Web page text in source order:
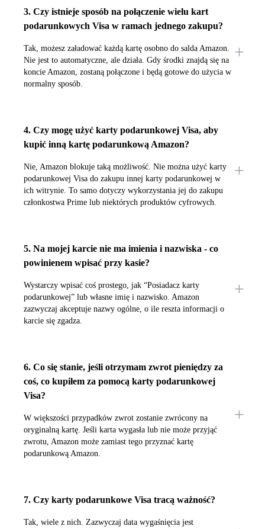
3. Czy istnieje sposób na połączenie wielu kart
podarunkowych Visa w ramach jednego zakupu?
Tak, możesz załadować każdą kartę osobno do salda Amazon.
Nie jest to automatyczne, ale działa. Gdy środki znajdą się na
koncie Amazon, zostaną połączone i będą gotowe do użycia w
normalny sposób.
4. Czy mogę użyć karty podarunkowej Visa, aby
kupić inną kartę podarunkową Amazon?
Nie, Amazon blokuje taką możliwość. Nie można użyć karty
podarunkowej Visa do zakupu innej karty podarunkowej w
ich witrynie. To samo dotyczy wykorzystania jej do zakupu
członkostwa Prime lub niektórych produktów cyfrowych.
5. Na mojej karcie nie ma imienia i nazwiska - co
powinienem wpisać przy kasie?
Wystarczy wpisać coś prostego, jak “Posiadacz karty
podarunkowej” lub własne imię i nazwisko. Amazon
zazwyczaj akceptuje nazwy ogólne, o ile reszta informacji o
karcie się zgadza.
6. Co się stanie, jeśli otrzymam zwrot pieniędzy za
coś, co kupiłem za pomocą karty podarunkowej
Visa?
W większości przypadków zwrot zostanie zwrócony na
oryginalną kartę. Jeśli karta wygasła lub nie może przyjąć
zwrotu, Amazon może zamiast tego przyznać kartę
podarunkową Amazon.
7. Czy karty podarunkowe Visa tracą ważność?
Tak, wiele z nich. Zazwyczaj data wygaśnięcia jest